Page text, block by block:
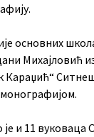
основних
Михајловић
и 11 вуковаца